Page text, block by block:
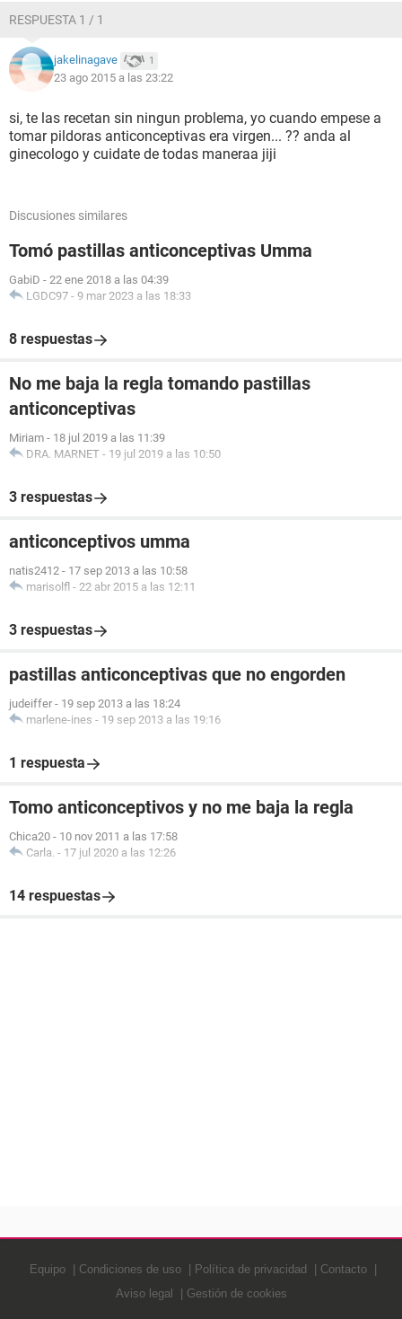
RESPUESTA 1 / 1
jakelinagave 1
23 ago 2015 a las 23:22
si, te las recetan sin ningun problema, yo cuando empese a
tomar pildoras anticonceptivas era virgen... ?? anda al
ginecologo y cuidate de todas maneraa jiji
Discusiones similares
Tomó pastillas anticonceptivas Umma
GabiD - 22 ene 2018 a las 04:39
LGDC97 - 9 mar 2023 a las 18:33
8 respuestas
No me baja la regla tomando pastillas
anticonceptivas
Miriam - 18 jul 2019 a las 11:39
DRA. MARNET - 19 jul 2019 a las 10:50
3 respuestas
anticonceptivos umma
natis2412 - 17 sep 2013 a las 10:58
marisolfl - 22 abr 2015 a las 12:11
3 respuestas
pastillas anticonceptivas que no engorden
judeiffer - 19 sep 2013 a las 18:24
marlene-ines - 19 sep 2013 a las 19:16
1 respuesta
Tomo anticonceptivos y no me baja la regla
Chica20 - 10 nov 2011 a las 17:58
Carla. - 17 jul 2020 a las 12:26
14 respuestas
Equipo Condiciones de uso Política de privacidad
Contacto
Aviso legal
Gestión de cookies